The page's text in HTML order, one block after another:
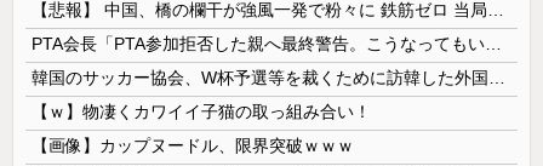
【ｗ】物凄くカワイイ子猫の取っ組み合い！
【画像】カップヌードル、限界突破ｗｗｗ